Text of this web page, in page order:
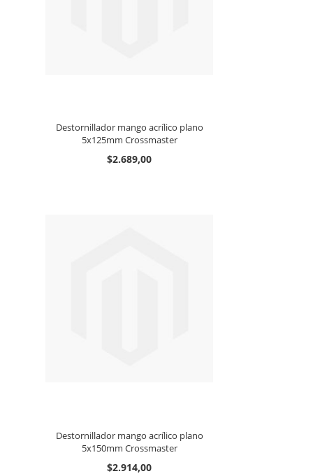
Destornillador mango acrílico plano
5x125mm Crossmaster
$2.689,00
Destornillador mango acrílico plano
5x150mm Crossmaster
$2.914,00